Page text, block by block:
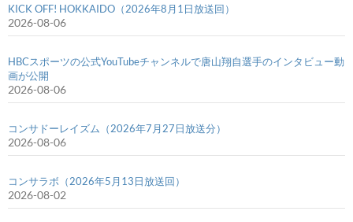
KICK OFF! HOKKAIDO（2026年8月1日放送回）
2026-08-06
HBCスポーツの公式YouTubeチャンネルで唐山翔自選手のインタビュー動
画が公開
2026-08-06
コンサドーレイズム（2026年7月27日放送分）
2026-08-06
コンサラボ（2026年5月13日放送回）
2026-08-02